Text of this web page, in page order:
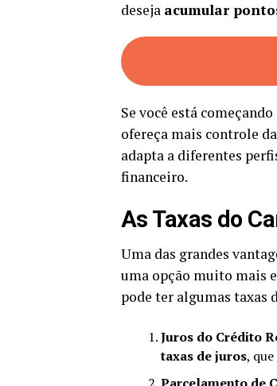
deseja acumular
Se você está
ofereça mais controle
adapta a diferentes
financeiro.
As Taxas do
Uma das grandes
uma opção muito mais
pode ter algumas taxas
Juros do Crédito
taxas de juros,